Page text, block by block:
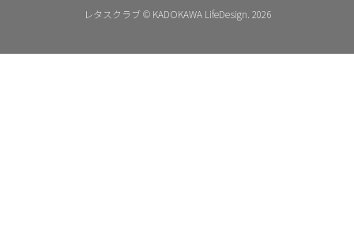
レタスクラブ © KADOKAWA LifeDesign. 2026